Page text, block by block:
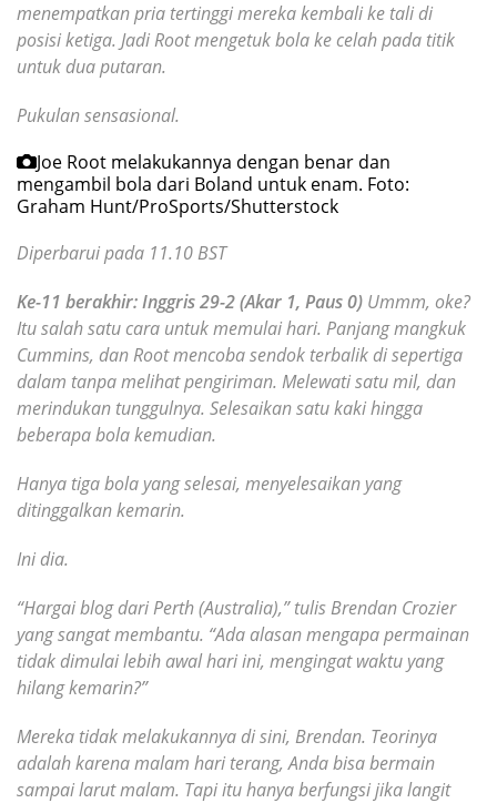
menempatkan pria tertinggi mereka kembali ke tali di
posisi ketiga. Jadi Root mengetuk bola ke celah pada titik
untuk dua putaran.
Pukulan sensasional.
Joe Root melakukannya dengan benar dan
mengambil bola dari Boland untuk enam. Foto:
Graham Hunt/ProSports/Shutterstock
Diperbarui pada 11.10 BST
Ke-11 berakhir: Inggris 29-2 (Akar 1, Paus 0) Ummm, oke?
Itu salah satu cara untuk memulai hari. Panjang mangkuk
Cummins, dan Root mencoba sendok terbalik di sepertiga
dalam tanpa melihat pengiriman. Melewati satu mil, dan
merindukan tunggulnya. Selesaikan satu kaki hingga
beberapa bola kemudian.
Hanya tiga bola yang selesai, menyelesaikan yang
ditinggalkan kemarin.
Ini dia.
“Hargai blog dari Perth (Australia),” tulis Brendan Crozier
yang sangat membantu. “Ada alasan mengapa permainan
tidak dimulai lebih awal hari ini, mengingat waktu yang
hilang kemarin?”
Mereka tidak melakukannya di sini, Brendan. Teorinya
adalah karena malam hari terang, Anda bisa bermain
sampai larut malam. Tapi itu hanya berfungsi jika langit